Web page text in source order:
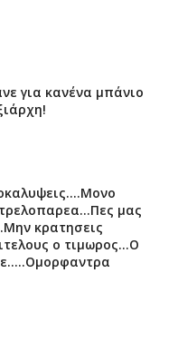
για κανένα μπάνιο
μας
κρατησεις
ο τιμωρος...Ο